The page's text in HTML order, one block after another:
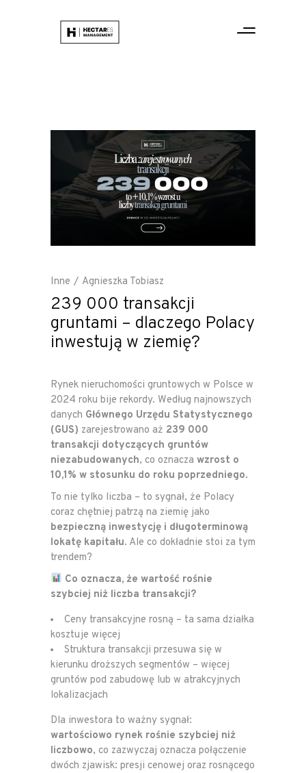
Inne Agnieszka Tobiasz
239 000 transakcji
gruntami – dlaczego Polacy
inwestują w ziemię?
Rynek nieruchomości gruntowych w Polsce w
2024 roku bije rekordy. Według najnowszych
danych Głównego Urzędu Statystycznego
(GUS) zarejestrowano aż 239 000
transakcji dotyczących gruntów
niezabudowanych, co oznacza wzrost o
10,1% w stosunku do roku poprzedniego.
To nie tylko liczba – to sygnał, że Polacy
coraz chętniej patrzą na ziemię jako
bezpieczną inwestycję i długoterminową
lokatę kapitału. Ale co dokładnie stoi za tym
trendem?
Co oznacza, że wartość rośnie
szybciej niż liczba transakcji?
Ceny transakcyjne rosną – ta sama działka
kosztuje więcej
Struktura transakcji przesuwa się w
kierunku droższych segmentów – więcej
gruntów pod zabudowę lub w atrakcyjnych
lokalizacjach
Dla inwestora to ważny sygnał:
wartościowo rynek rośnie szybciej niż
liczbowo, co zazwyczaj oznacza połączenie
dwóch zjawisk: presji cenowej oraz rosnącego